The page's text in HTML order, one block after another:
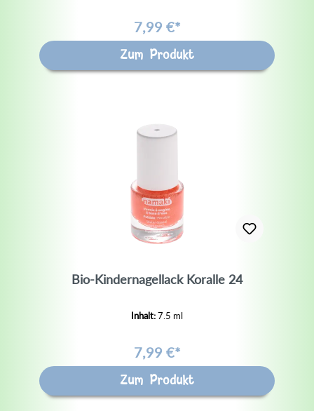
7,99 €*
Zum Produkt
Bio-Kindernagellack Koralle 24
Inhalt:7.5 ml
7,99 €*
Zum Produkt